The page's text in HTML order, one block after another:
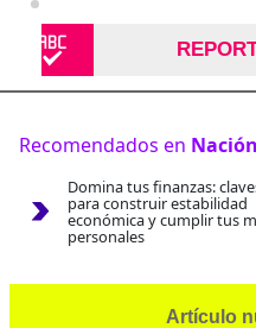
Recomendados en Nación
Domina tus finanzas:
para construir estabilidad
económica y cumplir tus
personales
Artículo